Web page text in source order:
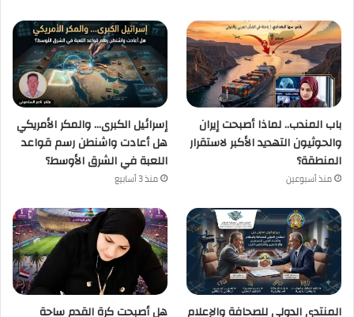
باب المندب.. لماذا أصبحت إيران
والحوثيون التهديد الأكبر لاستقرار
المنطقة؟
منذ أسبوعين
إسرائيل الكبرى… والمكر الأمريكي
هل أعادت واشنطن رسم قواعد
اللعبة في الشرق الأوسط؟
منذ 3 أسابيع
المنتدى الدولي للصحافة والإعلام
هل أصبحت كرة القدم ساحة